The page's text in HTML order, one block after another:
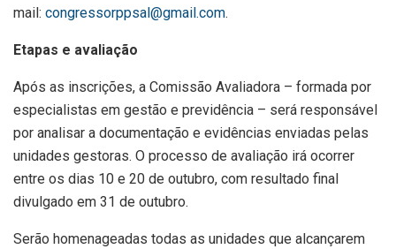
mail: congressorppsal@gmail.com.
Etapas e avaliação
Após as inscrições, a Comissão Avaliadora – formada por
especialistas em gestão e previdência – será responsável
por analisar a documentação e evidências enviadas pelas
unidades gestoras. O processo de avaliação irá ocorrer
entre os dias 10 e 20 de outubro, com resultado final
divulgado em 31 de outubro.
Serão homenageadas todas as unidades que alcançarem